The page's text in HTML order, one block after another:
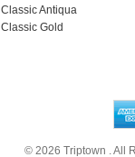
Classic Antiqua
Classic Gold
© 2026 Triptown . All